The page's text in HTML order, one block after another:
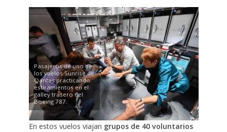
Pasajeros de uno de
los vuelos Sunrise de
Qantas practicando
estiramientos en el
galley trasero del
Boeing 787.
En estos vuelos viajan grupos de 40 voluntarios